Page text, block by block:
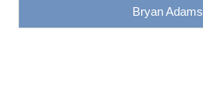
Bryan Adams